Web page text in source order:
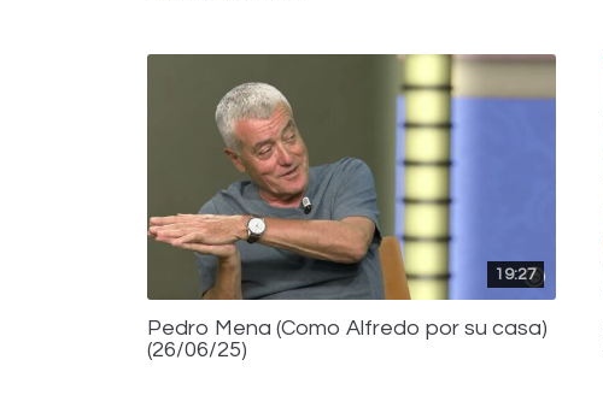
19:27
Pedro Mena (Como Alfredo por su casa)
(26/06/25)